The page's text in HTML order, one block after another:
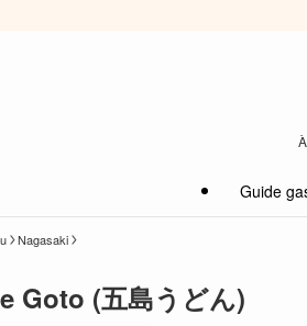
Guide
Nagasaki
Goto (五島うどん)